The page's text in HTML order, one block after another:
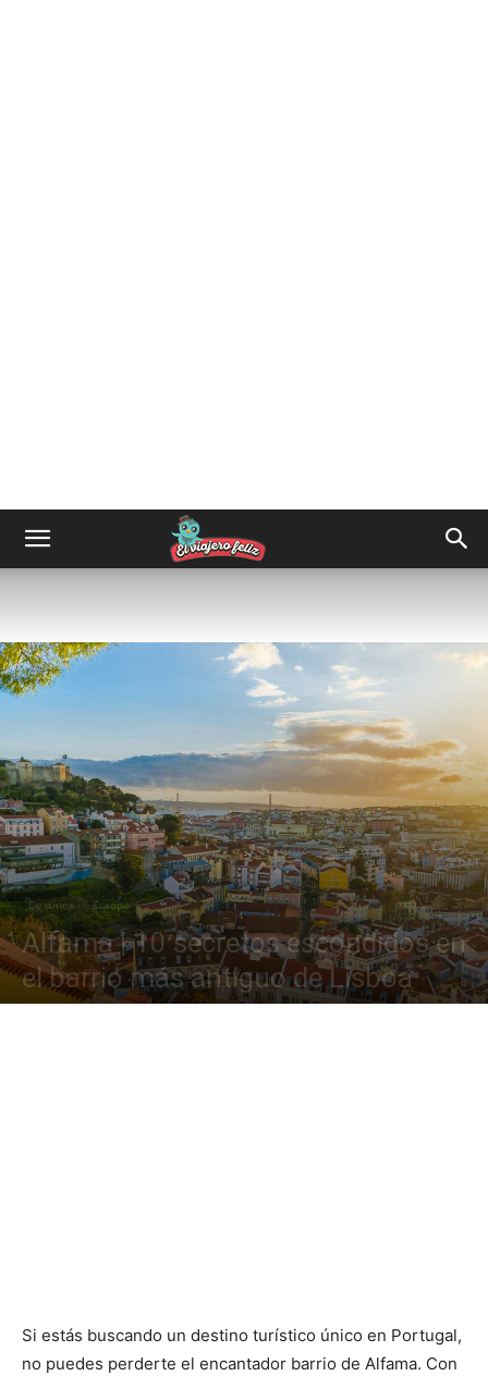
Destinos Europa
Alfama | 10 secretos escondidos en
el barrio más antiguo de Lisboa
Si estás buscando un destino turístico único en Portugal,
no puedes perderte el encantador barrio de Alfama. Con